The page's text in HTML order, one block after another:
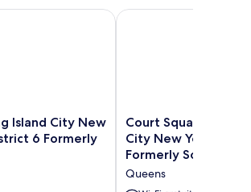
Island City New
6 Formerly
City New York , Belvilla District 6
Court
Square
Hotel
Long
Island
Court Square Hotel
City New York ,
Formerly Sonder
Queens
Court Square Hotel